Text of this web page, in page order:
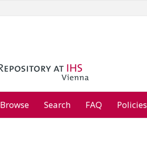
Browse Search FAQ Policies